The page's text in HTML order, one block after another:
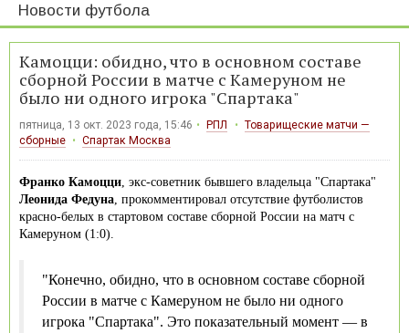
Новости футбола
Камоцци: обидно, что в основном составе
сборной России в матче с Камеруном не
было ни одного игрока "Спартака"
пятница, 13 окт. 2023 года, 15:46 РПЛ
Товарищеские матчи —
сборные
Спартак Москва
Франко Камоцци , экс-советник бывшего владельца "Спартака"
Леонида Федуна , прокомментировал отсутствие футболистов
красно-белых в стартовом составе сборной России на матч с
Камеруном (1:0).
"Конечно, обидно, что в основном составе сборной
России в матче с Камеруном не было ни одного
игрока "Спартака". Это показательный момент — в